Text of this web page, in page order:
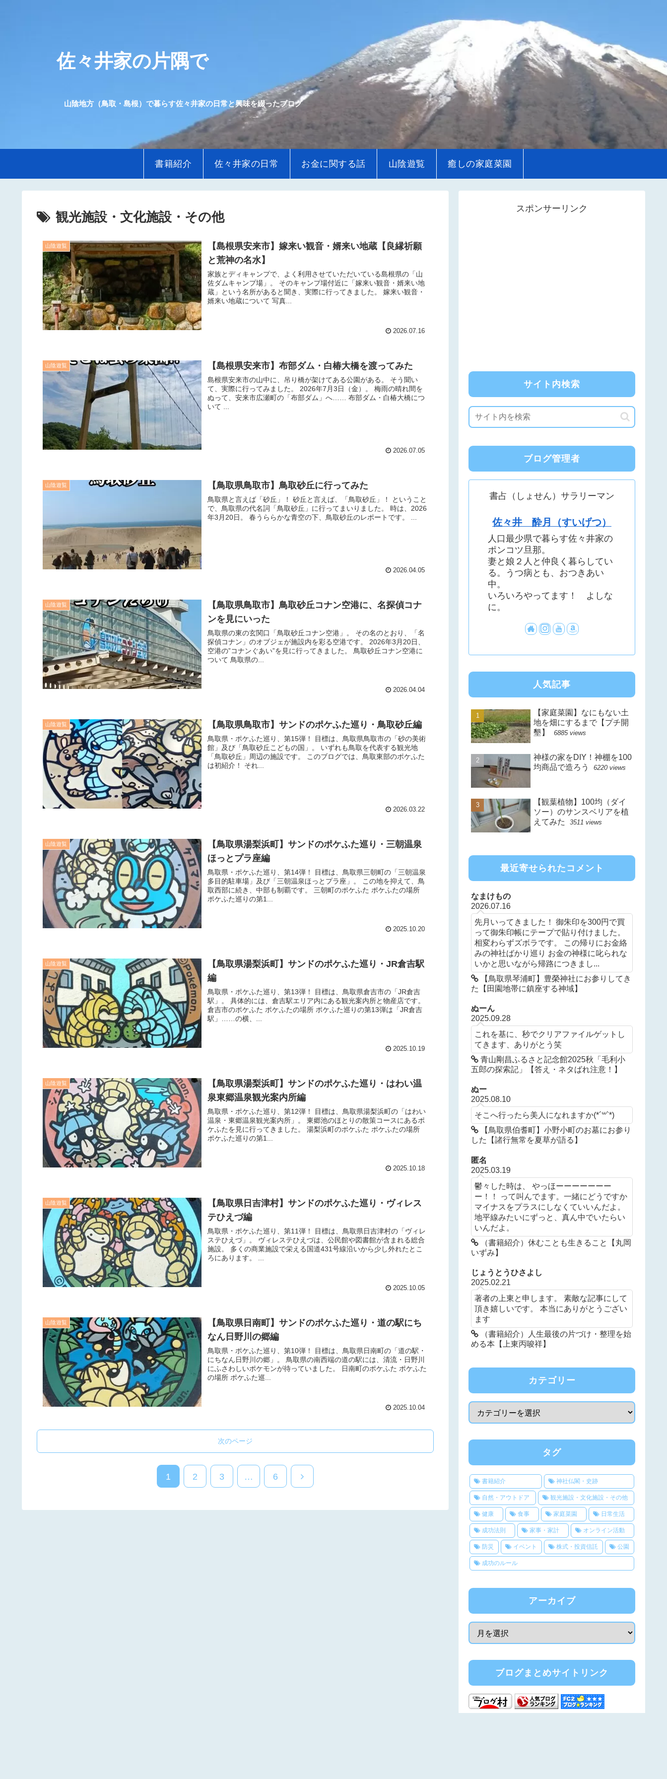
佐々井家の片隅で
山陰地方（鳥取・島根）で暮らす佐々井家の日常と興味を綴ったブログ
書籍紹介 佐々井家の日常 お金に関する話 山陰遊覧 癒しの家庭菜園
観光施設・文化施設・その他
山陰遊覧
【島根県安来市】嫁来い観音・婿来い地蔵【良縁祈願
と荒神の名水】
家族とディキャンプで、よく利用させていただいている島根県の「山
佐ダムキャンプ場」。 そのキャンプ場付近に「嫁来い観音・婿来い地
蔵」という名所があると聞き、実際に行ってきました。 嫁来い観音・
婿来い地蔵について 写真...
2026.07.16
山陰遊覧 【島根県安来市】布部ダム・白椿大橋を渡ってみた
島根県安来市の山中に、吊り橋が架けてある公園がある。 そう聞い
て、実際に行ってみました。 2026年7月3日（金）。 梅雨の晴れ間を
ぬって、安来市広瀬町の「布部ダム」へ…… 布部ダム・白椿大橋につ
いて ...
2026.07.05
山陰遊覧 【鳥取県鳥取市】鳥取砂丘に行ってみた
鳥取県と言えば「砂丘」！ 砂丘と言えば、「鳥取砂丘」！ ということ
で、鳥取県の代名詞「鳥取砂丘」に行ってまいりました。 時は、2026
年3月20日。 春うららかな青空の下、鳥取砂丘のレポートです。 ...
2026.04.05
山陰遊覧
【鳥取県鳥取市】鳥取砂丘コナン空港に、名探偵コナ
ンを見にいった
鳥取県の東の玄関口「鳥取砂丘コナン空港」。 その名のとおり、「名
探偵コナン」のオブジェが施設内を彩る空港です。 2026年3月20日、
空港の”コナンぐあい”を見に行ってきました。 鳥取砂丘コナン空港に
ついて 鳥取県の...
2026.04.04
山陰遊覧 【鳥取県鳥取市】サンドのポケふた巡り・鳥取砂丘編
鳥取県・ポケふた巡り、第15弾！ 目標は、鳥取県鳥取市の「砂の美術
館」及び「鳥取砂丘こどもの国」。 いずれも鳥取を代表する観光地
「鳥取砂丘」周辺の施設です。 このブログでは、鳥取東部のポケふた
は初紹介！ それ...
2026.03.22
山陰遊覧
【鳥取県湯梨浜町】サンドのポケふた巡り・三朝温泉
ほっとプラ座編
鳥取県・ポケふた巡り、第14弾！ 目標は、鳥取県三朝町の「三朝温泉
多目的駐車場」及び「三朝温泉ほっとプラ座」。 この地を抑えて、鳥
取西部に続き、中部も制覇です。 三朝町のポケふた ポケふたの場所
ポケふた巡りの第1...
2025.10.20
山陰遊覧
【鳥取県湯梨浜町】サンドのポケふた巡り・JR倉吉駅
編
鳥取県・ポケふた巡り、第13弾！ 目標は、鳥取県倉吉市の「JR倉吉
駅」。 具体的には、倉吉駅エリア内にある観光案内所と物産店です。
倉吉市のポケふた ポケふたの場所 ポケふた巡りの第13弾は「JR倉吉
駅」……の横、...
2025.10.19
山陰遊覧
【鳥取県湯梨浜町】サンドのポケふた巡り・はわい温
泉東郷温泉観光案内所編
鳥取県・ポケふた巡り、第12弾！ 目標は、鳥取県湯梨浜町の「はわい
温泉・東郷温泉観光案内所」。 東郷池のほとりの散策コースにあるポ
ケふたを見に行ってきました。 湯梨浜町のポケふた ポケふたの場所
ポケふた巡りの第1...
2025.10.18
山陰遊覧
【鳥取県日吉津村】サンドのポケふた巡り・ヴィレス
テひえづ編
鳥取県・ポケふた巡り、第11弾！ 目標は、鳥取県日吉津村の「ヴィレ
ステひえづ」。 ヴィレステひえづは、公民館や図書館が含まれる総合
施設。 多くの商業施設で栄える国道431号線沿いから少し外れたとこ
ろにあります。 ...
2025.10.05
山陰遊覧
【鳥取県日南町】サンドのポケふた巡り・道の駅にち
なん日野川の郷編
鳥取県・ポケふた巡り、第10弾！ 目標は、鳥取県日南町の「道の駅・
にちなん日野川の郷」。 鳥取県の南西端の道の駅には、清流・日野川
にふさわしいポケモンが待っていました。 日南町のポケふた ポケふた
の場所 ポケふた巡...
2025.10.04
次のページ
1 2 3 … 6
スポンサーリンク
サイト内検索
ブログ管理者
書占（しょせん）サラリーマン
佐々井 酔月（すいげつ）
人口最少県で暮らす佐々井家の
ポンコツ旦那。
妻と娘２人と仲良く暮らしてい
る。うつ病とも、おつきあい
中。
いろいろやってます！ よしな
に。
人気記事
【家庭菜園】なにもない土
地を畑にするまで【プチ開
墾】
6885 views
神様の家をDIY！神棚を100
均商品で造ろう
6220 views
【観葉植物】100均（ダイ
ソー）のサンスベリアを植
えてみた
3511 views
最近寄せられたコメント
なまけもの
2026.07.16
先月いってきました！ 御朱印を300円で買
って御朱印帳にテープで貼り付けました。
相変わらずズボラです。 この帰りにお金絡
みの神社ばかり巡り お金の神様に叱られな
いかと思いながら帰路につきまし...
【鳥取県琴浦町】豊榮神社にお参りしてき
た【田園地帯に鎮座する神域】
ぬーん
2025.09.28
これを基に、秒でクリアファイルゲットし
てきます、ありがとう笑
青山剛昌ふるさと記念館2025秋「毛利小
五郎の探索記」【答え・ネタばれ注意！】
ぬー
2025.08.10
そこへ行ったら美人になれますか(*´꒳`*)
【鳥取県伯耆町】小野小町のお墓にお参り
した【諸行無常を夏草が語る】
匿名
2025.03.19
鬱々した時は、 やっほーーーーーーー
ー！！ って叫んでます。一緒にどうですか
マイナスをプラスにしなくていいんだよ。
地平線みたいにずっと、真ん中でいたらい
いんだよ。
（書籍紹介）休むことも生きること【丸岡
いずみ】
じょうとうひさよし
2025.02.21
著者の上東と申します。 素敵な記事にして
頂き嬉しいです。 本当にありがとうござい
ます
（書籍紹介）人生最後の片づけ・整理を始
める本【上東丙唆祥】
カテゴリー
タグ
書籍紹介 神社仏閣・史跡
自然・アウトドア 観光施設・文化施設・その他
健康 食事 家庭菜園 日常生活
成功法則 家事・家計 オンライン活動
防災 イベント 株式・投資信託 公園
成功のルール
アーカイブ
ブログまとめサイトリンク